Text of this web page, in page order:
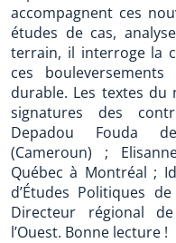
accompagnent ces
études de cas,
terrain, il interroge la
ces
durable. Les textes
signatures des
Depadou Fouda
(Cameroun) ;
Québec à Montréal ;
d’Études Politiques
Directeur régional
l’Ouest. Bonne lecture !